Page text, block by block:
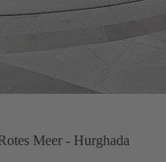
Meer - Hurghada